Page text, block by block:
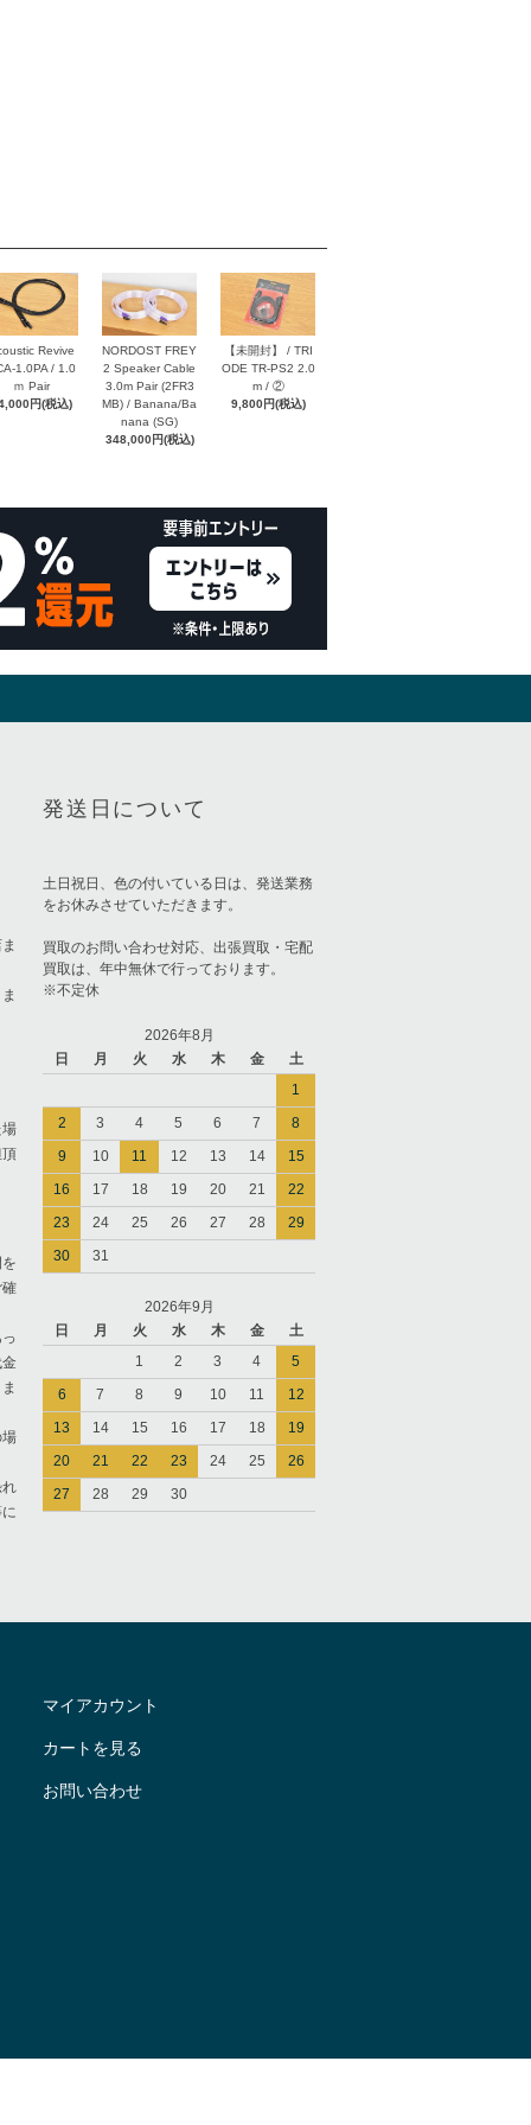
Revive
1.0PA / 1.0
ｍ Pair
円(税込)
NORDOST FREY
2 Speaker Cable
3.0m Pair (2FR3
MB) / Banana/Ba
nana (SG)
348,000円(税込)
【未開封】 / TRI
ODE TR-PS2 2.0
m / ②
9,800円(税込)
発送日について
土日祝日、色の付いている日は、発送業務
をお休みさせていただきます。
買取のお問い合わせ対応、出張買取・宅配
買取は、年中無休で行っております。
※不定休
2026年8月
日
月 火 水 木 金
土
1
2
3 4 5 6 7
8
9
10 11 12 13 14
15
16
17 18 19 20 21
22
23
24 25 26 27 28
29
30
31
2026年9月
日
月 火 水 木 金
土
1
2 3 4
5
6
7 8 9 10 11
12
13
14 15 16 17 18
19
20
21 22 23 24 25
26
27
28 29 30
マイアカウント
カートを見る
お問い合わせ